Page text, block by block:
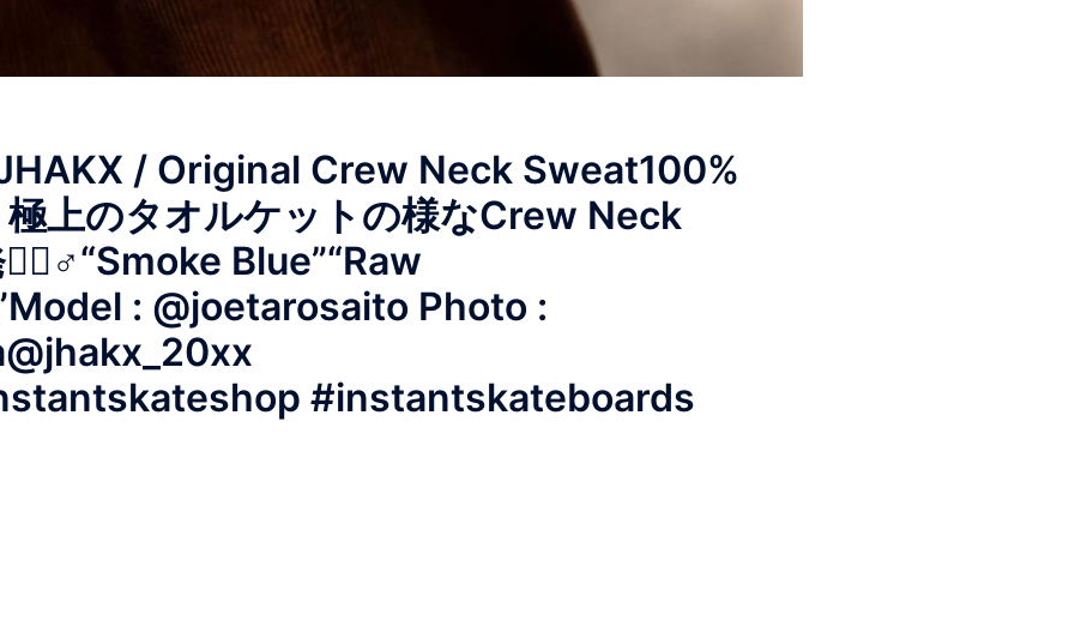
/ Original Crew Neck Sweat100%
上のタオルケットの様なCrew Neck
🏻‍♂️“Smoke Blue”“Raw
: @joetarosaito Photo :
#instantskateboards